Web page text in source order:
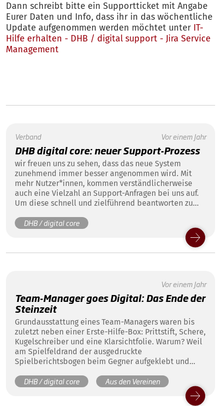
Dann schreibt bitte ein Supportticket mit Angabe
Eurer Daten und Info, dass ihr in das wöchentliche
Update aufgenommen werden möchtet unter IT-
Hilfe erhalten - DHB / digital support - Jira Service
Management
Verband Vor einem Jahr
DHB digital core: neuer Support-Prozess
wir freuen uns zu sehen, dass das neue System
zunehmend immer besser angenommen wird. Mit
mehr Nutzer*innen, kommen verständlicherweise
auch eine Vielzahl an Support-Anfragen bei uns auf.
Um diese schnell und zielführend beantworten zu
DHB / digital core
Vor einem Jahr
Team-Manager goes Digital: Das Ende der
Steinzeit
Grundausstattung eines Team-Managers waren bis
zuletzt neben einer Erste-Hilfe-Box: Prittstift, Schere,
Kugelschreiber und eine Klarsichtfolie. Warum? Weil
am Spielfeldrand der ausgedruckte
Spielberichtsbogen beim Gegner aufgeklebt und
DHB / digital core Aus den Vereinen